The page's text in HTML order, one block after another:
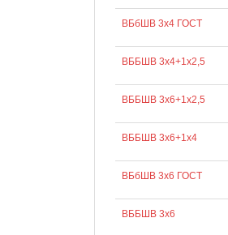
ВБбШВ 3х4 ГОСТ
ВББШВ 3х4+1х2,5
ВББШВ 3х6+1х2,5
ВББШВ 3х6+1х4
ВБбШВ 3х6 ГОСТ
ВББШВ 3х6